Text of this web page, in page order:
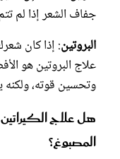
جفاف الشعر إذا لم
البروتين: إذا كان
علاج البروتين هو
وتحسين قوته،
هل علاج الكيراتين
المصبوغ؟